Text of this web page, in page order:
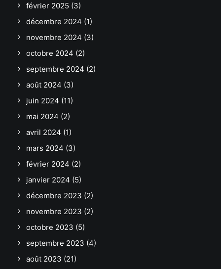
février 2025 (3)
décembre 2024 (1)
novembre 2024 (3)
octobre 2024 (2)
septembre 2024 (2)
août 2024 (3)
juin 2024 (11)
mai 2024 (2)
avril 2024 (1)
mars 2024 (3)
février 2024 (2)
janvier 2024 (5)
décembre 2023 (2)
novembre 2023 (2)
octobre 2023 (5)
septembre 2023 (4)
août 2023 (21)